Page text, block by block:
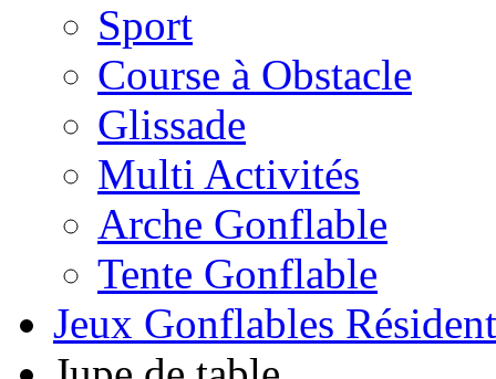
Sport
Course à Obstacle
Glissade
Multi Activités
Arche Gonflable
Tente Gonflable
Jeux Gonflables